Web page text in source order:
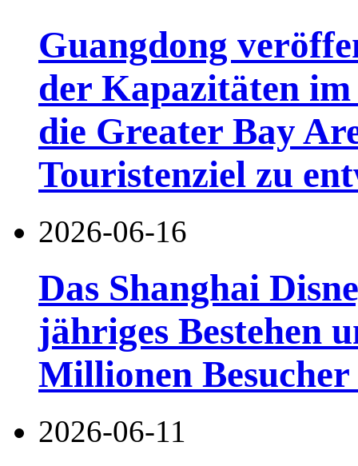
Guangdong
der Kapazitäten
die Greater Bay
Touristenziel zu
2026-06-16
Das Shanghai
jähriges Bestehen
Millionen Besucher
2026-06-11